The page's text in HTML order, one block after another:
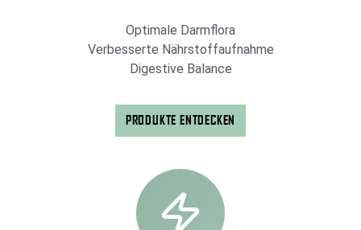
Optimale Darmflora
Verbesserte Nährstoffaufnahme
Digestive Balance
PRODUKTE ENTDECKEN